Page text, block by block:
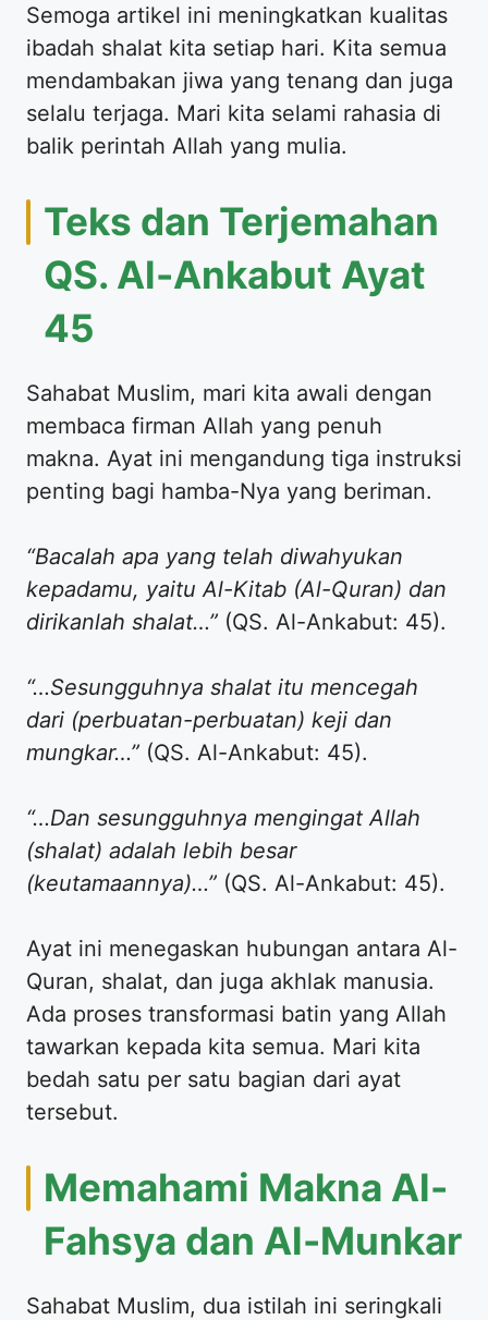
Semoga artikel ini meningkatkan kualitas
ibadah shalat kita setiap hari. Kita semua
mendambakan jiwa yang tenang dan juga
selalu terjaga. Mari kita selami rahasia di
balik perintah Allah yang mulia.
Teks dan Terjemahan
QS. Al-Ankabut Ayat
45
Sahabat Muslim, mari kita awali dengan
membaca firman Allah yang penuh
makna. Ayat ini mengandung tiga instruksi
penting bagi hamba-Nya yang beriman.
“Bacalah apa yang telah diwahyukan
kepadamu, yaitu Al-Kitab (Al-Quran) dan
dirikanlah shalat…” (QS. Al-Ankabut: 45).
“…Sesungguhnya shalat itu mencegah
dari (perbuatan-perbuatan) keji dan
mungkar…” (QS. Al-Ankabut: 45).
“…Dan sesungguhnya mengingat Allah
(shalat) adalah lebih besar
(keutamaannya)…” (QS. Al-Ankabut: 45).
Ayat ini menegaskan hubungan antara Al-
Quran, shalat, dan juga akhlak manusia.
Ada proses transformasi batin yang Allah
tawarkan kepada kita semua. Mari kita
bedah satu per satu bagian dari ayat
tersebut.
Memahami Makna Al-
Fahsya dan Al-Munkar
Sahabat Muslim, dua istilah ini seringkali